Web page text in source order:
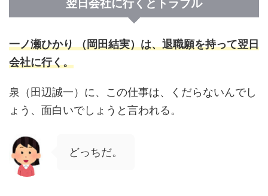
翌日会社に行くとトラブル
一ノ瀬ひかり （岡田結実）は、退職願を持って翌日
会社に行く。
泉（田辺誠一）に、この仕事は、くだらないんでし
ょう、面白いでしょうと言われる。
どっちだ。